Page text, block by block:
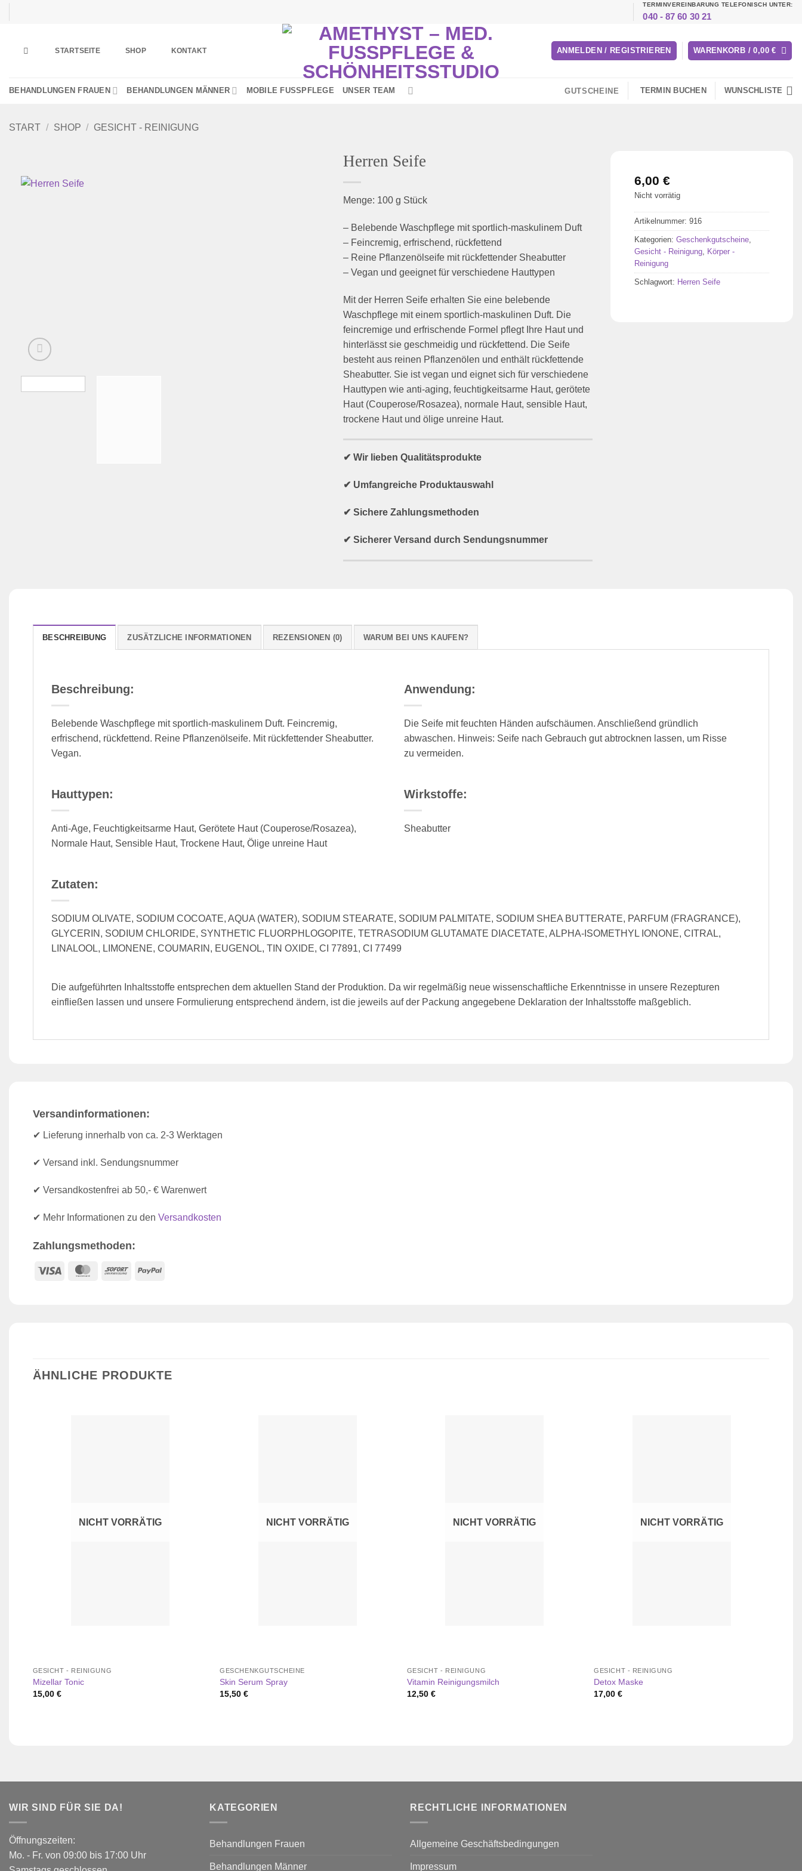
Inhalt
TERMINVEREINBARUNG TELEFONISCH UNTER:
040 - 87 60 30 21
STARTSEITE SHOP KONTAKT ANMELDEN / REGISTRIEREN WARENKORB /0,00€
BEHANDLUNGEN FRAUEN BEHANDLUNGEN MÄNNER MOBILE FUSSPFLEGE UNSER TEAM GUTSCHEINE TERMIN BUCHEN WUNSCHLISTE
START / SHOP / GESICHT - REINIGUNG
Herren Seife
Menge: 100 g Stück
– Belebende Waschpflege mit sportlich-maskulinem Duft
– Feincremig, erfrischend, rückfettend
– Reine Pflanzenölseife mit rückfettender Sheabutter
– Vegan und geeignet für verschiedene Hauttypen
Mit der Herren Seife erhalten Sie eine belebende
Waschpflege mit einem sportlich-maskulinen Duft. Die
feincremige und erfrischende Formel pflegt Ihre Haut und
hinterlässt sie geschmeidig und rückfettend. Die Seife
besteht aus reinen Pflanzenölen und enthält rückfettende
Sheabutter. Sie ist vegan und eignet sich für verschiedene
Hauttypen wie anti-aging, feuchtigkeitsarme Haut, gerötete
Haut (Couperose/Rosazea), normale Haut, sensible Haut,
trockene Haut und ölige unreine Haut.
✔ Wir lieben Qualitätsprodukte
✔ Umfangreiche Produktauswahl
✔ Sichere Zahlungsmethoden
✔ Sicherer Versand durch Sendungsnummer
6,00 €
Nicht vorrätig
Artikelnummer: 916
Kategorien: Geschenkgutscheine
Gesicht - Reinigung Körper -
Reinigung
Schlagwort: Herren Seife
BESCHREIBUNG ZUSÄTZLICHE INFORMATIONEN REZENSIONEN (0) WARUM BEI UNS KAUFEN?
Beschreibung:
Belebende Waschpflege mit sportlich-maskulinem Duft. Feincremig,
erfrischend, rückfettend. Reine Pflanzenölseife. Mit rückfettender Sheabutter.
Vegan.
Anwendung:
Die Seife mit feuchten Händen aufschäumen. Anschließend gründlich
abwaschen. Hinweis: Seife nach Gebrauch gut abtrocknen lassen, um Risse
zu vermeiden.
Hauttypen:
Anti-Age, Feuchtigkeitsarme Haut, Gerötete Haut (Couperose/Rosazea),
Normale Haut, Sensible Haut, Trockene Haut, Ölige unreine Haut
Wirkstoffe:
Sheabutter
Zutaten:
SODIUM OLIVATE, SODIUM COCOATE, AQUA (WATER), SODIUM STEARATE, SODIUM PALMITATE, SODIUM SHEA BUTTERATE, PARFUM (FRAGRANCE),
GLYCERIN, SODIUM CHLORIDE, SYNTHETIC FLUORPHLOGOPITE, TETRASODIUM GLUTAMATE DIACETATE, ALPHA-ISOMETHYL IONONE, CITRAL,
LINALOOL, LIMONENE, COUMARIN, EUGENOL, TIN OXIDE, CI 77891, CI 77499
Die aufgeführten Inhaltsstoffe entsprechen dem aktuellen Stand der Produktion. Da wir regelmäßig neue wissenschaftliche Erkenntnisse in unsere Rezepturen
einfließen lassen und unsere Formulierung entsprechend ändern, ist die jeweils auf der Packung angegebene Deklaration der Inhaltsstoffe maßgeblich.
Versandinformationen:
✔ Lieferung innerhalb von ca. 2-3 Werktagen
✔ Versand inkl. Sendungsnummer
✔ Versandkostenfrei ab 50,- € Warenwert
✔ Mehr Informationen zu den Versandkosten
Zahlungsmethoden:
Visa MasterCard
Sofort PayPal
ÄHNLICHE PRODUKTE
NICHT VORRÄTIG
GESICHT - REINIGUNG
Mizellar Tonic
15,00 €
NICHT VORRÄTIG
GESCHENKGUTSCHEINE
Skin Serum Spray
15,50€
NICHT VORRÄTIG
GESICHT - REINIGUNG
Vitamin Reinigungsmilch
12,50 €
NICHT VORRÄTIG
GESICHT - REINIGUNG
Detox Maske
17,00€
WIR SIND FÜR SIE DA!
Öffnungszeiten:
Mo. - Fr. von 09:00 bis 17:00 Uhr
KATEGORIEN
Behandlungen Frauen
Behandlungen Männer
RECHTLICHE INFORMATIONEN
Allgemeine Geschäftsbedingungen
Impressum